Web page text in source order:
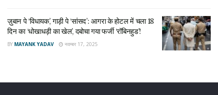
ज़ुबान पे ‘विधायक’, गाड़ी पे ‘सांसद’: आगरा के होटल में चला 18
दिन का ‘धोखाधड़ी का खेल’, दबोचा गया फर्जी ‘रॉबिनहुड’!
BY MAYANK YADAV नवम्बर 17, 2025